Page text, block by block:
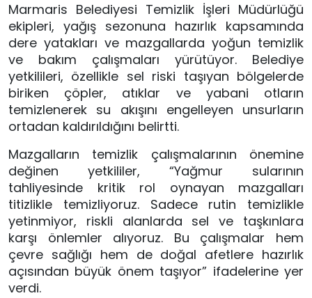
Marmaris Belediyesi Temizlik İşleri Müdürlüğü
ekipleri, yağış sezonuna hazırlık kapsamında
dere yatakları ve mazgallarda yoğun temizlik
ve bakım çalışmaları yürütüyor. Belediye
yetkilileri, özellikle sel riski taşıyan bölgelerde
biriken çöpler, atıklar ve yabani otların
temizlenerek su akışını engelleyen unsurların
ortadan kaldırıldığını belirtti.
Mazgalların temizlik çalışmalarının önemine
değinen yetkililer, “Yağmur sularının
tahliyesinde kritik rol oynayan mazgalları
titizlikle temizliyoruz. Sadece rutin temizlikle
yetinmiyor, riskli alanlarda sel ve taşkınlara
karşı önlemler alıyoruz. Bu çalışmalar hem
çevre sağlığı hem de doğal afetlere hazırlık
açısından büyük önem taşıyor” ifadelerine yer
verdi.